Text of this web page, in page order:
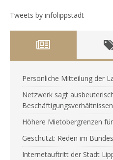
Tweets by infolippstadt
Persönliche Mitteilung der
Netzwerk sagt
Höhere Mietobergrenzen
Geschützt: Reden im
Internetauftritt der Stadt